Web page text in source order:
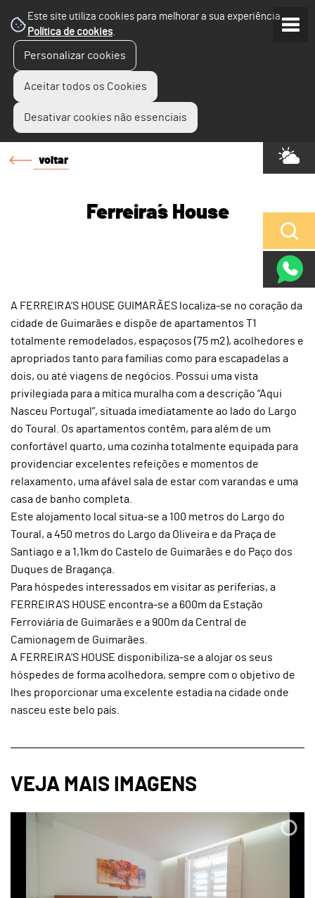
Este site utiliza cookies para melhorar a sua experiência.
Política de cookies.
Personalizar cookies
Aceitar todos os Cookies
Desativar cookies não essenciais
voltar
Ferreira´s House
A FERREIRA’S HOUSE GUIMARÃES localiza-se no coração da
cidade de Guimarães e dispõe de apartamentos T1
totalmente remodelados, espaçosos (75 m2), acolhedores e
apropriados tanto para famílias como para escapadelas a
dois, ou até viagens de negócios. Possui uma vista
privilegiada para a mítica muralha com a descrição “Aqui
Nasceu Portugal”, situada imediatamente ao lado do Largo
do Toural. Os apartamentos contêm, para além de um
confortável quarto, uma cozinha totalmente equipada para
providenciar excelentes refeições e momentos de
relaxamento, uma afável sala de estar com varandas e uma
casa de banho completa.
Este alojamento local situa-se a 100 metros do Largo do
Toural, a 450 metros do Largo da Oliveira e da Praça de
Santiago e a 1,1km do Castelo de Guimarães e do Paço dos
Duques de Bragança.
Para hóspedes interessados em visitar as periferias, a
FERREIRA’S HOUSE encontra-se a 600m da Estação
Ferroviária de Guimarães e a 900m da Central de
Camionagem de Guimarães.
A FERREIRA’S HOUSE disponibiliza-se a alojar os seus
hóspedes de forma acolhedora, sempre com o objetivo de
lhes proporcionar uma excelente estadia na cidade onde
nasceu este belo país.